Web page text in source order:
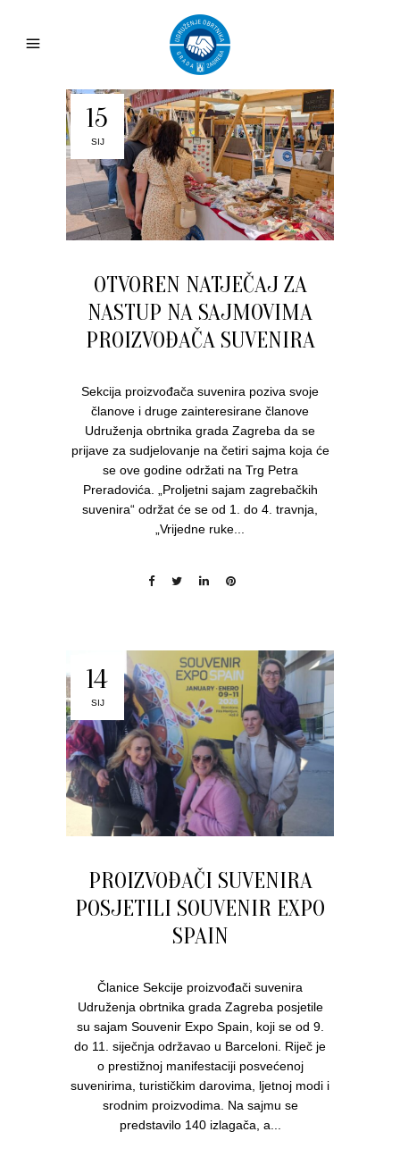
15
SIJ
OTVOREN NATJEČAJ ZA
NASTUP NA SAJMOVIMA
PROIZVOĐAČA SUVENIRA
Sekcija proizvođača suvenira poziva svoje
članove i druge zainteresirane članove
Udruženja obrtnika grada Zagreba da se
prijave za sudjelovanje na četiri sajma koja će
se ove godine održati na Trg Petra
Preradovića. „Proljetni sajam zagrebačkih
suvenira“ održat će se od 1. do 4. travnja,
„Vrijedne ruke...
14
SIJ
PROIZVOĐAČI SUVENIRA
POSJETILI SOUVENIR EXPO
SPAIN
Članice Sekcije proizvođači suvenira
Udruženja obrtnika grada Zagreba posjetile
su sajam Souvenir Expo Spain, koji se od 9.
do 11. siječnja održavao u Barceloni. Riječ je
o prestižnoj manifestaciji posvećenoj
suvenirima, turističkim darovima, ljetnoj modi i
srodnim proizvodima. Na sajmu se
predstavilo 140 izlagača, a...